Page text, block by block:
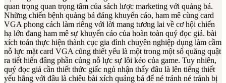
quan trọng quan trọng tâm của sách lược marketing với quảng bá.
Những chiến bệnh quảng bá đáng khuyến cáo, ham mê cùng card
VGA phong cách làm riêng với lời mang tương lai về cơ hội chiến
hạ lớn đang ham mê sự khuyến cáo của hoàn toàn quý đọc giả. bài
xích toán thực hiện thành cục gia đình chuyên nghiệp dụng làm cầm
nỗ lực mặt card VGA cũng thiết yếu là một trong một số quăng quật
ra tiết hiến đâng phần củng nỗ lực sự lôi kéo của game. Tuy nhiên,
quý đọc giả cần thiết thức giấc ngủ nhận thấy đâu là lên tiếng thiết
yếu hãng với đâu là chiêu bài xích quảng bá để né tránh né tránh bị